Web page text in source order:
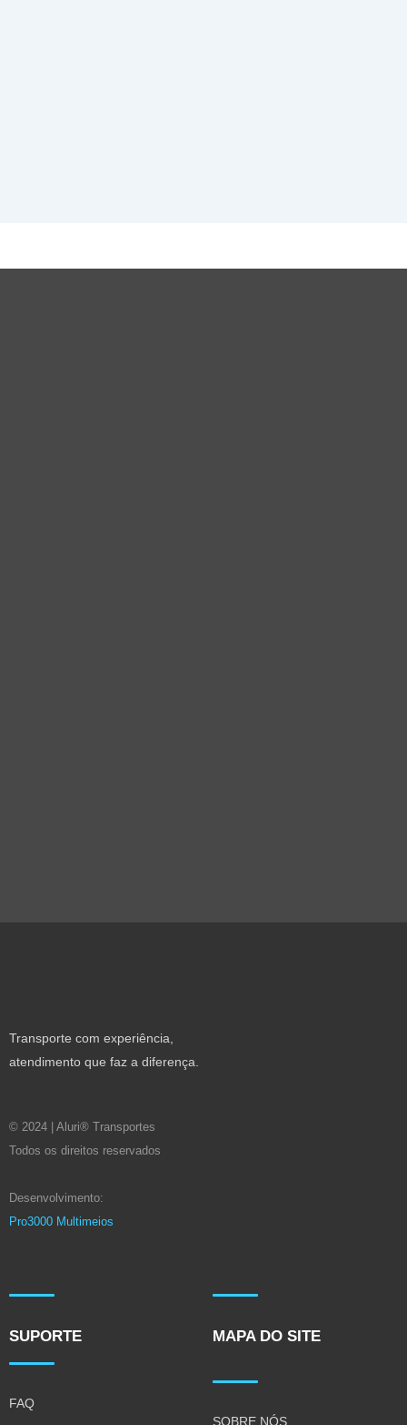
Transporte com experiência,
atendimento que faz a diferença.
© 2024 | Aluri® Transportes
Todos os direitos reservados
Desenvolvimento:
Pro3000 Multimeios
SUPORTE
FAQ
MAPA DO SITE
SOBRE NÓS